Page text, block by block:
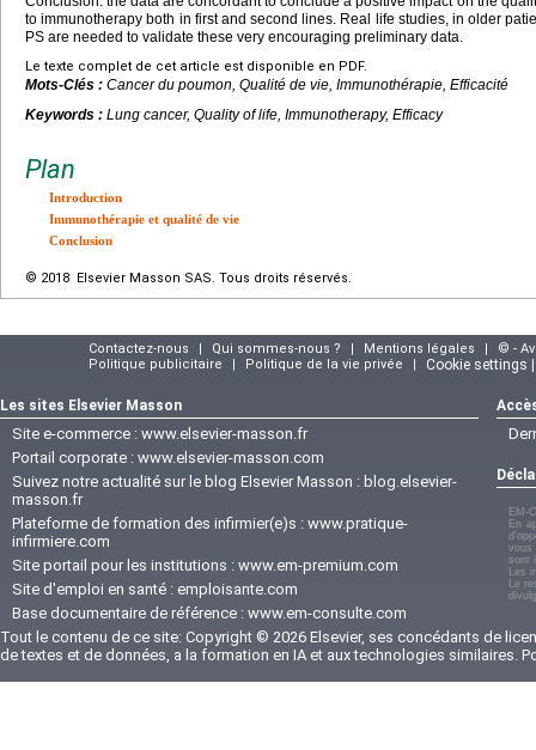
to immunotherapy both in first and second lines. Real life studies, in older
PS are needed to validate these very encouraging preliminary data.
Le texte complet de cet article est disponible en PDF.
Mots-Clés : Cancer du poumon, Qualité de vie, Immunothérapie, Efficacité
Keywords : Lung cancer, Quality of life, Immunotherapy, Efficacy
Plan
Introduction
Immunothérapie et qualité de vie
Conclusion
© 2018 Elsevier Masson SAS. Tous droits réservés.
Contactez-nous Qui sommes-nous ? Mentions légales
© -
Politique publicitaire
Politique de la vie privée Cookie settings
Les sites Elsevier Masson
Site e-commerce : www.elsevier-masson.fr
Portail corporate : www.elsevier-masson.com
Suivez notre actualité sur le blog Elsevier Masson : blog.elsevier-
masson.fr
Plateforme de formation des infirmier(e)s : www.pratique-
infirmiere.com
Site portail pour les institutions : www.em-premium.com
Site d'emploi en santé : emploisante.com
Base documentaire de référence : www.em-consulte.com
EM-
En
vous
sont
Les
Le
Tout le contenu de ce site: Copyright © 2026 Elsevier, ses concédants de
de textes et de données, a la formation en IA et aux technologies similaires.